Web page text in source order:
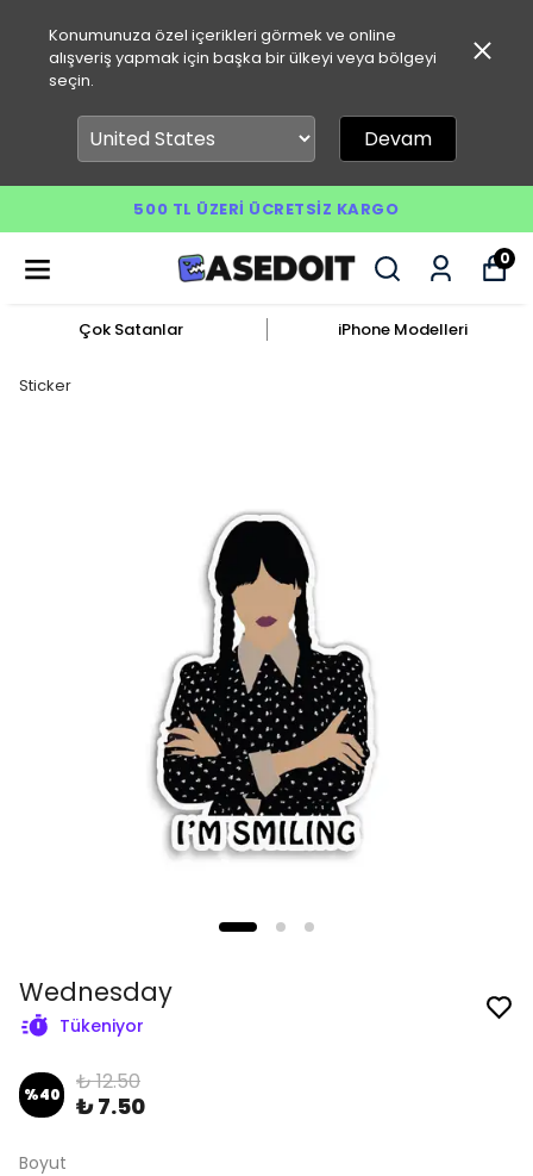
Konumunuza özel içerikleri görmek ve online
alışveriş yapmak için başka bir ülkeyi veya bölgeyi
seçin.
Devam
500 TL ÜZERI ÜCRETSIZ KARGO
0
Çok Satanlar iPhone Modelleri
Sticker
Wednesday
Tükeniyor
%40 ₺ 12.50
₺ 7.50
Boyut